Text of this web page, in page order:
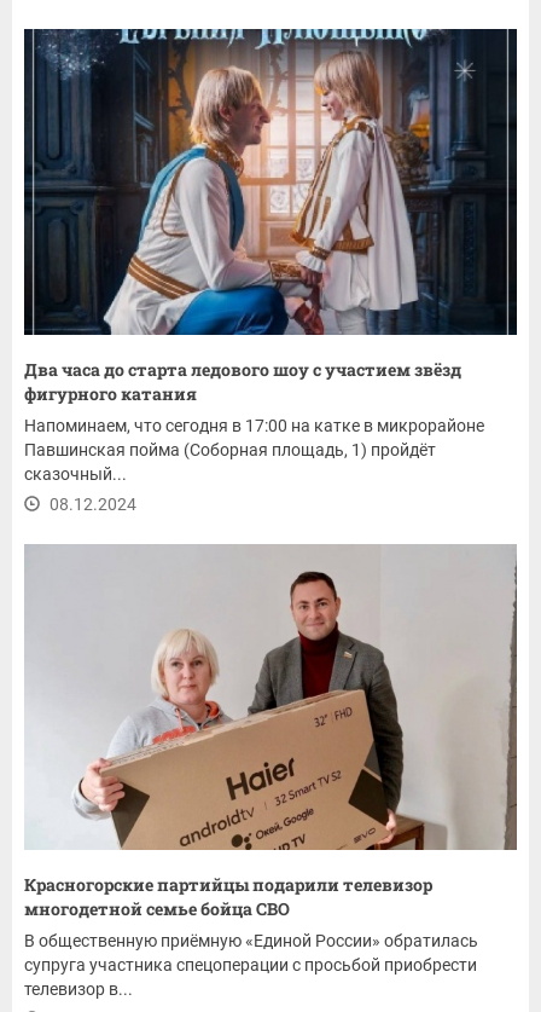
Два часа до старта ледового шоу с участием звёзд
фигурного катания
Напоминаем, что сегодня в 17:00 на катке в микрорайоне
Павшинская пойма (Соборная площадь, 1) пройдёт
сказочный...
08.12.2024
Красногорские партийцы подарили телевизор
многодетной семье бойца СВО
В общественную приёмную «Единой России» обратилась
супруга участника спецоперации с просьбой приобрести
телевизор в...